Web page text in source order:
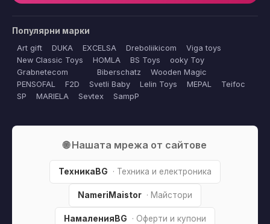
Популярни марки
Art gift DUKA EXCELSA Dreboliikicom
Viga toys
New Classic Toys
HOMLA BS Toys
ooky Toy
Grabnetecom
Biberschatz
Wooden Magic
PENSOFAL
F2D Svetli Baby Lelin Toys MEPAL
Teifoc
SP
MARIELA Sevtex SampP
🌐 Нашата мрежа от сайтове
ТехникаBG · Техника и електроника
NameriMaistor · Майстори
НамаленияBG · Оферти и купони